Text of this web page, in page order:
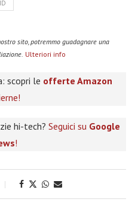
sito, potremmo guadagnare una
Ulteriori info
scopri le offerte Amazon
hi-tech? Seguici su Google
!